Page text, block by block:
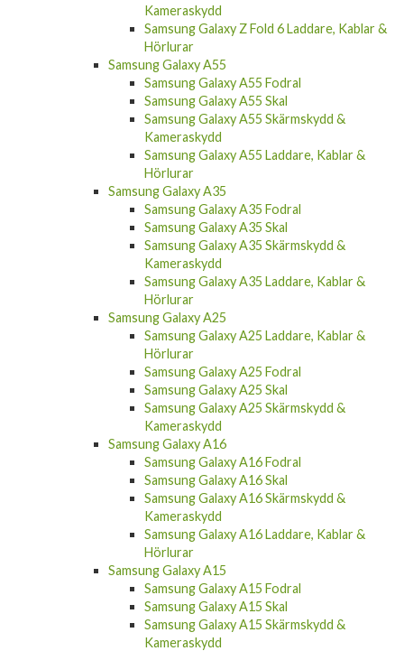
Kameraskydd
Samsung Galaxy Z Fold 6 Laddare, Kablar &
Hörlurar
Samsung Galaxy A55
Samsung Galaxy A55 Fodral
Samsung Galaxy A55 Skal
Samsung Galaxy A55 Skärmskydd &
Kameraskydd
Samsung Galaxy A55 Laddare, Kablar &
Hörlurar
Samsung Galaxy A35
Samsung Galaxy A35 Fodral
Samsung Galaxy A35 Skal
Samsung Galaxy A35 Skärmskydd &
Kameraskydd
Samsung Galaxy A35 Laddare, Kablar &
Hörlurar
Samsung Galaxy A25
Samsung Galaxy A25 Laddare, Kablar &
Hörlurar
Samsung Galaxy A25 Fodral
Samsung Galaxy A25 Skal
Samsung Galaxy A25 Skärmskydd &
Kameraskydd
Samsung Galaxy A16
Samsung Galaxy A16 Fodral
Samsung Galaxy A16 Skal
Samsung Galaxy A16 Skärmskydd &
Kameraskydd
Samsung Galaxy A16 Laddare, Kablar &
Hörlurar
Samsung Galaxy A15
Samsung Galaxy A15 Fodral
Samsung Galaxy A15 Skal
Samsung Galaxy A15 Skärmskydd &
Kameraskydd